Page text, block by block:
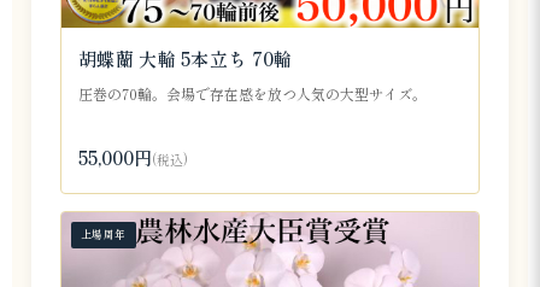
胡蝶蘭 大輪 5本立ち 70輪
圧巻の70輪。会場で存在感を放つ人気の大型サイズ。
55,000円(税込)
上場周年